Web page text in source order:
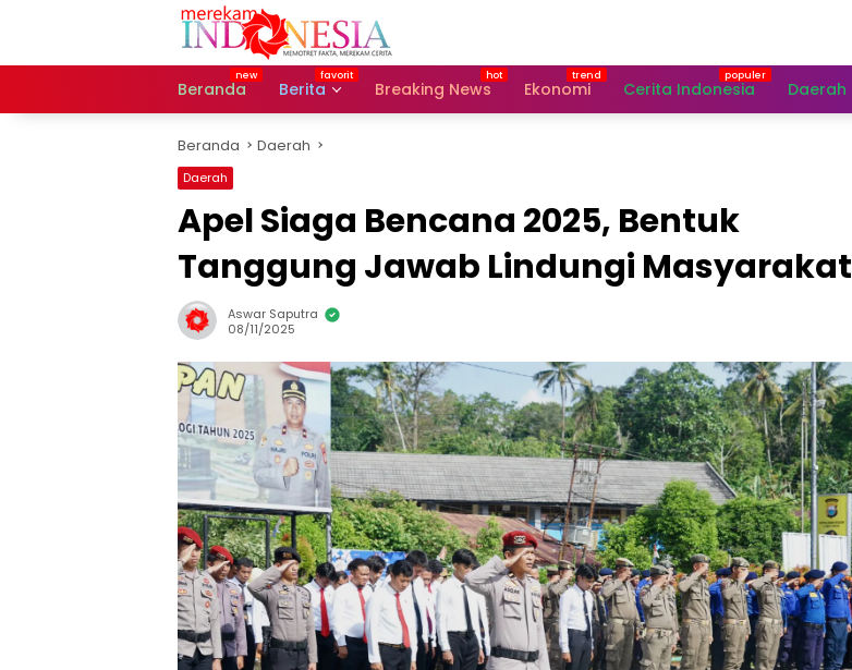
Beranda Berita Breaking News Ekonomi Cerita Indonesia Daerah
Beranda Daerah
Daerah
Apel Siaga Bencana 2025, Bentuk
Tanggung Jawab Lindungi Masyarakat
Aswar Saputra
08/11/2025